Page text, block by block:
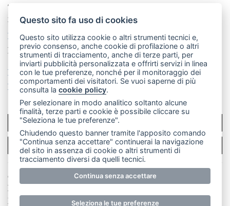
Telefono:
mail: redazione@merateonline.it
La redazione
CasateOnline LeccoOnline
RSS
Made by VIP
Privacy policy
Cookie policy
Rivedi le tue scelte sui cookie
SCRIVICI
PER LA TUA PUBBLICITÀ
© Copyright Merateonline S.r.l. - Tutti i diritti riservati.
E' proibita la riproduzione e pubblicazione anche
parziale di testi, articoli e immagini senza la
Questo sito fa uso di cookies
Questo sito utilizza cookie o altri strumenti tecnici e,
previo consenso, anche cookie di profilazione o altri
strumenti di tracciamento, anche di terze parti, per
inviarti pubblicità personalizzata e offrirti servizi in linea
con le tue preferenze, nonché per il monitoraggio dei
comportamenti dei visitatori. Se vuoi saperne di più
consulta lacookie policy.
Per selezionare in modo analitico soltanto alcune
finalità, terze parti e cookie è possibile cliccare su
"Seleziona le tue preferenze".
Chiudendo questo banner tramite l'apposito comando
"Continua senza accettare" continuerai la navigazione
del sito in assenza di cookie o altri strumenti di
tracciamento diversi da quelli tecnici.
Continua senza accettare
Seleziona le tue preferenze